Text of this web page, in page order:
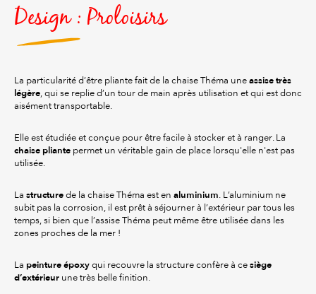
Design : Proloisirs
La particularité d’être pliante fait de la chaise Théma une assise très
légère, qui se replie d’un tour de main après utilisation et qui est donc
aisément transportable.
Elle est étudiée et conçue pour être facile à stocker et à ranger. La
chaise pliante permet un véritable gain de place lorsqu'elle n'est pas
utilisée.
La structure de la chaise Théma est en aluminium. L’aluminium ne
subit pas la corrosion, il est prêt à séjourner à l’extérieur par tous les
temps, si bien que l’assise Théma peut même être utilisée dans les
zones proches de la mer !
La peinture époxy qui recouvre la structure confère à ce siège
d’extérieur une très belle finition.